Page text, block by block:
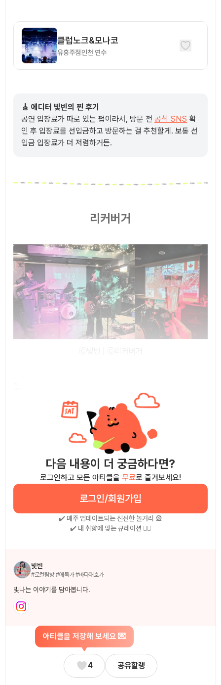
클럽노크&모나코
유흥주점인천 연수
🎸 에디터 빛빈의 찐 후기
공연 입장료가 따로 있는 펍이라서, 방문 전 공식 SNS 확
인 후 입장료를 선입금하고 방문하는 걸 추천할게. 보통 선
입금 입장료가 더 저렴하거든.
리커버거
다음 내용이 더 궁금하다면?
로그인하고 모든 아티클을 무료로 즐겨보세요!
로그인/회원가입
✔️ 매주 업데이트되는 신선한 놀거리 🎡
✔️ 내 취향에 맞는 큐레이션 🧚‍♀
작성자 소개
빛빈
#로컬탐방 #애독가 #바다애호가
빛나는 이야기를 담아봅니다.
아티클을 저장해 보세요 💌
4 공유할랭